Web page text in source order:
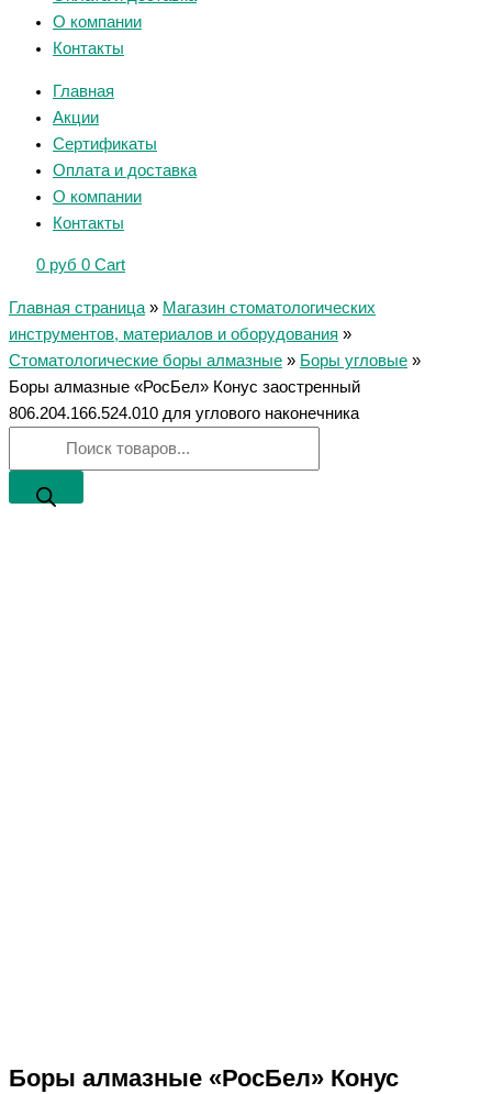
О компании
Контакты
Главная
Акции
Сертификаты
Оплата и доставка
О компании
Контакты
0 руб 0 Cart
Главная страница » Магазин стоматологических
инструментов, материалов и оборудования »
Стоматологические боры алмазные » Боры угловые »
Боры алмазные «РосБел» Конус заостренный
806.204.166.524.010 для углового наконечника
Боры алмазные «РосБел» Конус